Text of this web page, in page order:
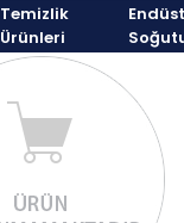
Temizlik
Ürünleri